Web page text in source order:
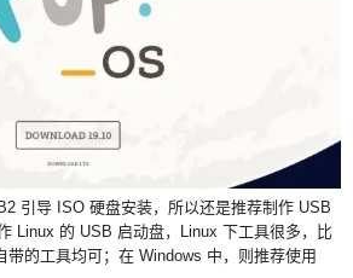
引导 ISO 硬盘安装，所以还是推荐制作 USB
Linux 的 USB 启动盘，Linux 下工具很多，比
的工具均可；在 Windows 中，则推荐使用